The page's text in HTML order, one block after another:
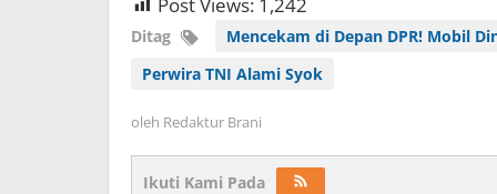
Ditag
Mencekam di Depan DPR! Mobil
Perwira TNI Alami Syok
oleh Redaktur Brani
Ikuti Kami Pada